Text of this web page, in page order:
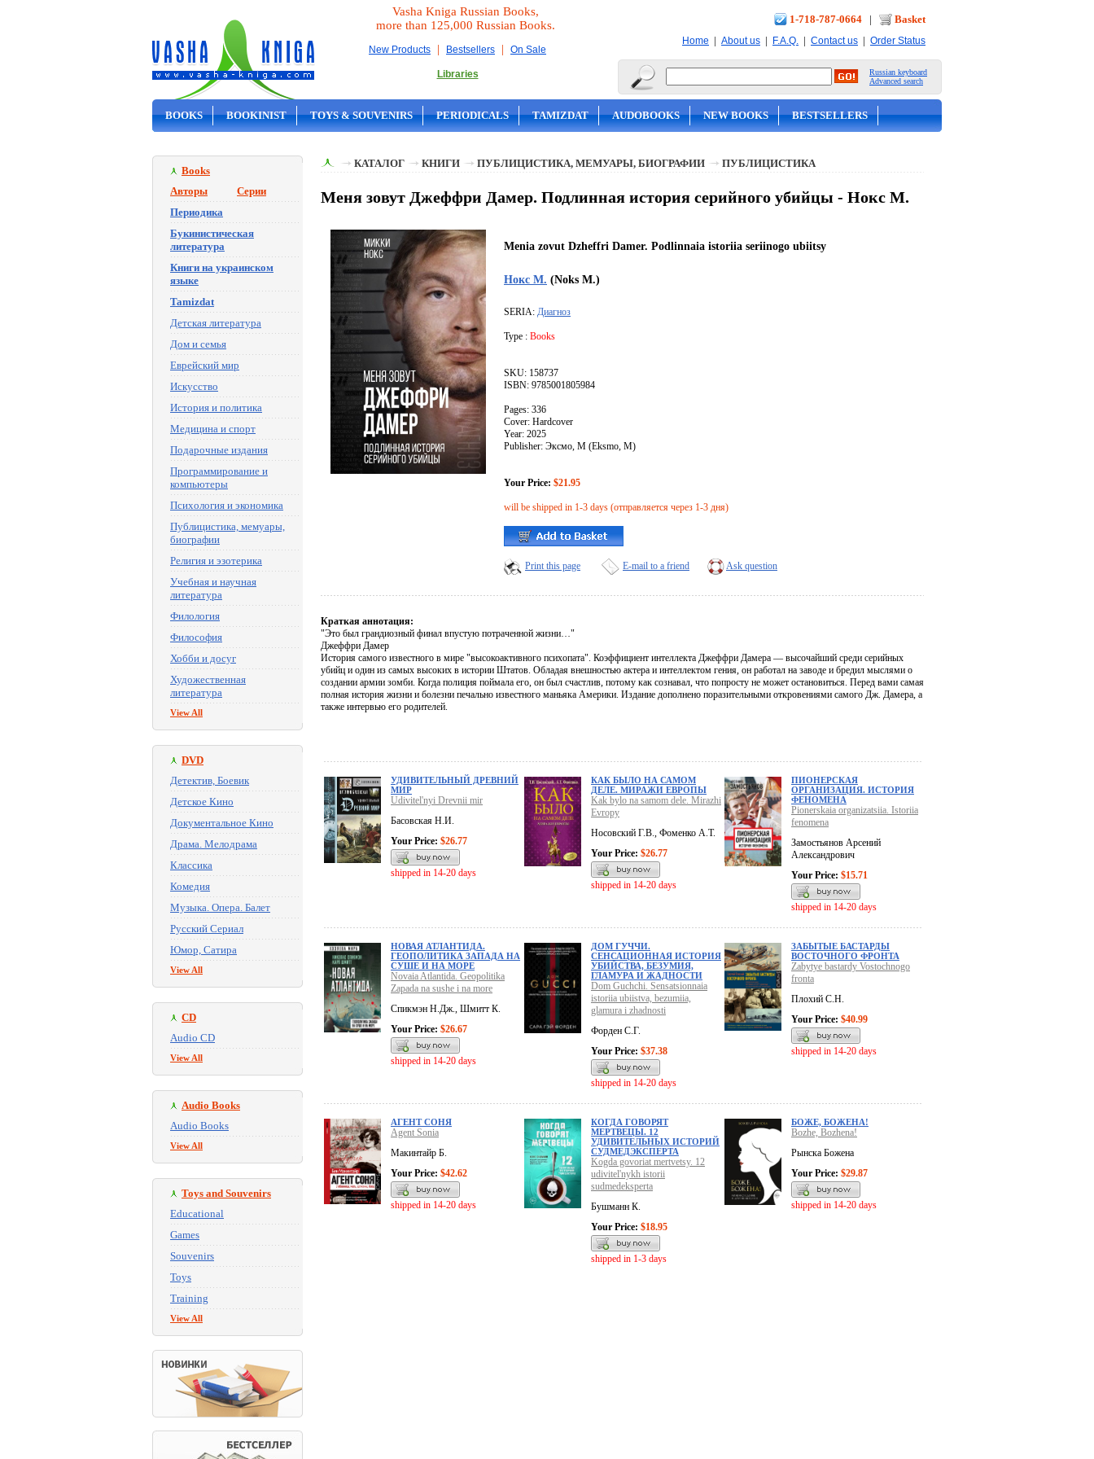
Vasha Kniga Russian Books,
more than 125,000 Russian Books.
New Products | Bestsellers | On Sale
Libraries
1-718-787-0664 | Basket
Home | About us | F.A.Q. | Contact us | Order Status
Russian keyboard
Advanced search
BOOKS BOOKINIST TOYS & SOUVENIRS PERIODICALS TAMIZDAT AUDOBOOKS NEW BOOKS BESTSELLERS
Books
Авторы
Серии
Периодика
Букинистическая
литература
Книги на украинском
языке
Tamizdat
Детская литература
Дом и семья
Еврейский мир
Искусство
История и политика
Медицина и спорт
Подарочные издания
Программирование и
компьютеры
Психология и экономика
Публицистика, мемуары,
биографии
Религия и эзотерика
Учебная и научная
литература
Филология
Философия
Хобби и досуг
Художественная
литература
View All
DVD
Детектив, Боевик
Детское Кино
Документальное Кино
Драма. Мелодрама
Классика
Комедия
Музыка. Опера. Балет
Русский Сериал
Юмор, Сатира
View All
CD
Audio CD
View All
Audio Books
Audio Books
View All
Toys and Souvenirs
Educational
Games
Souvenirs
Toys
Training
View All
КАТАЛОГ КНИГИ ПУБЛИЦИСТИКА, МЕМУАРЫ, БИОГРАФИИ ПУБЛИЦИСТИКА
Меня зовут Джеффри Дамер. Подлинная история серийного убийцы - Нокс М.
Menia zovut Dzheffri Damer. Podlinnaia istoriia seriinogo ubiitsy
Нокс М. (Noks M.)
SERIA: Диагноз
Type : Books
SKU: 158737
ISBN: 9785001805984
Pages: 336
Cover: Hardcover
Year: 2025
Publisher: Эксмо, М (Eksmo, M)
Your Price: $21.95
will be shipped in 1-3 days (отправляется через 1-3 дня)
Print this page E-mail to a friend Ask question
Краткая аннотация:
"Это был грандиозный финал впустую потраченной жизни…"
Джеффри Дамер
История самого известного в мире "высокоактивного психопата". Коэффициент интеллекта Джеффри Дамера — высочайший среди серийных
убийц и один из самых высоких в истории Штатов. Обладая внешностью актера и интеллектом гения, он работал на заводе и бредил мыслями о
создании армии зомби. Когда полиция поймала его, он был счастлив, потому как сознавал, что попросту не может остановиться. Перед вами самая
полная история жизни и болезни печально известного маньяка Америки. Издание дополнено поразительными откровениями самого Дж. Дамера, а
также интервью его родителей.
УДИВИТЕЛЬНЫЙ ДРЕВНИЙ
МИР
Udivitel'nyi Drevnii mir
Басовская Н.И.
Your Price: $26.77
shipped in 14-20 days
КАК БЫЛО НА САМОМ
ДЕЛЕ. МИРАЖИ ЕВРОПЫ
Kak bylo na samom dele. Mirazhi
Evropy
Носовский Г.В., Фоменко А.Т.
Your Price: $26.77
shipped in 14-20 days
ПИОНЕРСКАЯ
ОРГАНИЗАЦИЯ. ИСТОРИЯ
ФЕНОМЕНА
Pionerskaia organizatsiia. Istoriia
fenomena
Замостьянов Арсений
Александрович
Your Price: $15.71
shipped in 14-20 days
НОВАЯ АТЛАНТИДА.
ГЕОПОЛИТИКА ЗАПАДА НА
СУШЕ И НА МОРЕ
Novaia Atlantida. Geopolitika
Zapada na sushe i na more
Спикмэн Н.Дж., Шмитт К.
Your Price: $26.67
shipped in 14-20 days
ДОМ ГУЧЧИ.
СЕНСАЦИОННАЯ ИСТОРИЯ
УБИЙСТВА, БЕЗУМИЯ,
ГЛАМУРА И ЖАДНОСТИ
Dom Guchchi. Sensatsionnaia
istoriia ubiistva, bezumiia,
glamura i zhadnosti
Форден С.Г.
Your Price: $37.38
shipped in 14-20 days
ЗАБЫТЫЕ БАСТАРДЫ
ВОСТОЧНОГО ФРОНТА
Zabytye bastardy Vostochnogo
fronta
Плохий С.Н.
Your Price: $40.99
shipped in 14-20 days
АГЕНТ СОНЯ
Agent Sonia
Макинтайр Б.
Your Price: $42.62
shipped in 14-20 days
КОГДА ГОВОРЯТ
МЕРТВЕЦЫ. 12
УДИВИТЕЛЬНЫХ ИСТОРИЙ
СУДМЕДЭКСПЕРТА
Kogda govoriat mertvetsy. 12
udivitel'nykh istorii
sudmedeksperta
Бушманн К.
Your Price: $18.95
shipped in 1-3 days
БОЖЕ, БОЖЕНА!
Bozhe, Bozhena!
Рынска Божена
Your Price: $29.87
shipped in 14-20 days